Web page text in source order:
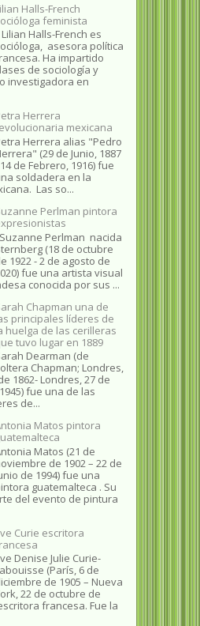
Halls-French
feminista
Lilian Halls-French es
asesora política
Ha impartido
de sociología y
investigadora en
Herrera
mexicana
Herrera alias "Pedro
(29 de Junio, 1887
de Febrero, 1916) fue
soldadera en la
Las so...
Perlman pintora
Suzanne Perlman nacida
(18 de octubre
1922 - 2 de agosto de
fue una artista visual
conocida por sus ...
Chapman una de
principales líderes de
huelga de las cerilleras
tuvo lugar en 1889
Dearman (de
Chapman; Londres,
1862​- Londres, 27 de
fue una de las
de...
Matos pintora
Matos (21 de
de 1902 – 22 de
de 1994) fue una
guatemalteca . Su
del evento de pintura
Curie escritora
Denise Julie Curie-
(París, 6 de
de 1905 – Nueva
22 de octubre de
francesa. Fue la